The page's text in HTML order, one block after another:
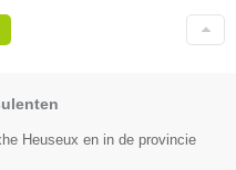
Heuseux en in de provincie